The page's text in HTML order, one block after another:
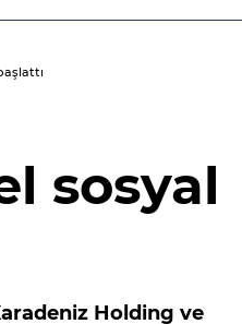
sosyal
Holding ve